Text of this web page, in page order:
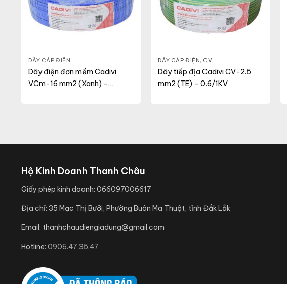
DÂY CÁP ĐIỆN,
Dây điện đơn mềm Cadivi
VCm-16 mm2 (Xanh) –
DÂY CÁP ĐIỆN, CV,
Dây tiếp địa Cadivi CV-2.5
mm2 (TE) – 0.6/1KV
Hộ Kinh Doanh Thanh Châu
Giấy phép kinh doanh: 066097006617
Địa chỉ: 35 Mạc Thị Bưởi, Phường Buôn Ma Thuột, tỉnh Đắk Lắk
Email: thanhchaudiengiadung@gmail.com
Hotline: 0906.47.35.47